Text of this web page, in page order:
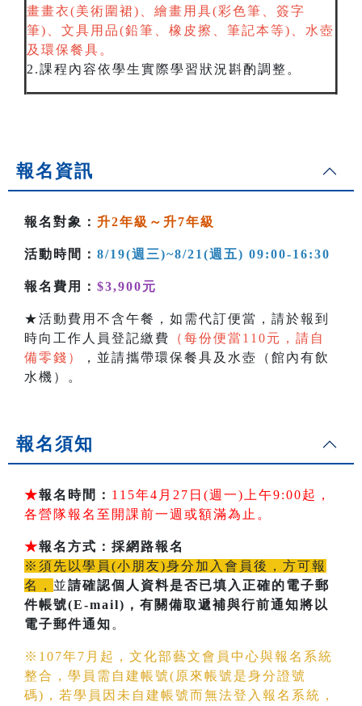
畫畫衣(美術圍裙)、繪畫用具(彩色筆、簽字
筆)、文具用品(鉛筆、橡皮擦、筆記本等)、水壺
及環保餐具。
2.課程內容依學生實際學習狀況斟酌調整。
報名資訊
報名對象： 升2年級～升7年級
活動時間： 8/19(週三)~8/21(週五) 09:00-16:30
報名費用： $3,900元
★活動費用不含午餐，如需代訂便當，請於報到
時向工作人員登記繳費
（每份便當110元，請自
備零錢）
，並請攜帶環保餐具及水壺（館內有飲
水機）。
報名須知
★報名時間： 115年4月27日(週一)上午9:00起，
各營隊報名至開課前一週或額滿為止。
★報名方式：採網路報名
※須先以學員(小朋友)身分加入會員後，方可報
名， 並請確認個人資料是否已填入正確的電子郵
件帳號(E-mail) ，有關備取遞補與行前通知將以
電子郵件通知 。
※107年7月起，文化部藝文會員中心與報名系統
整合，學員需自建帳號(原來帳號是身分證號
碼)，若學員因未自建帳號而無法登入報名系統，